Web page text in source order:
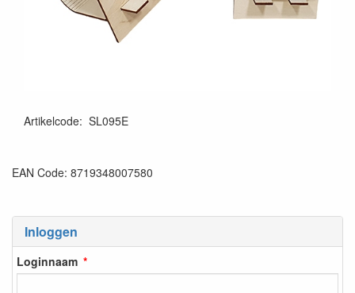
Inloggen
Loginnaam
Artikelcode: SL095E
EAN Code: 8719348007580